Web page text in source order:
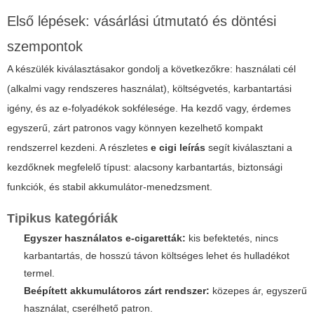
Első lépések: vásárlási útmutató és döntési
szempontok
A készülék kiválasztásakor gondolj a következőkre: használati cél
(alkalmi vagy rendszeres használat), költségvetés, karbantartási
igény, és az e-folyadékok sokfélesége. Ha kezdő vagy, érdemes
egyszerű, zárt patronos vagy könnyen kezelhető kompakt
rendszerrel kezdeni. A részletes e cigi leírás segít kiválasztani a
kezdőknek megfelelő típust: alacsony karbantartás, biztonsági
funkciók, és stabil akkumulátor-menedzsment.
Tipikus kategóriák
Egyszer használatos e-cigaretták: kis befektetés, nincs
karbantartás, de hosszú távon költséges lehet és hulladékot
termel.
Beépített akkumulátoros zárt rendszer: közepes ár, egyszerű
használat, cserélhető patron.